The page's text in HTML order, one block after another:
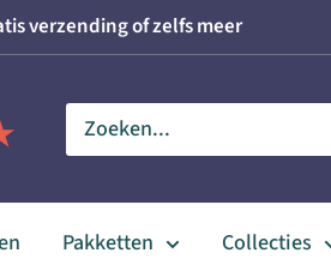
verzending of zelfs meer
Pakketten Collecties